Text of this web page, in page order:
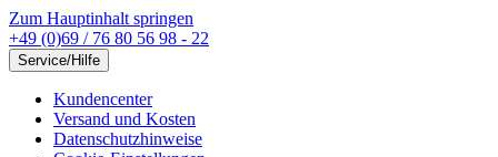
Zum Hauptinhalt springen
+49 (0)69 / 76 80 56 98 - 22
Service/Hilfe
Kundencenter
Versand und Kosten
Datenschutzhinweise